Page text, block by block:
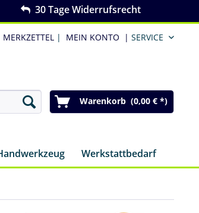
30 Tage Widerrufsrecht
MERKZETTEL | MEIN KONTO | SERVICE
Warenkorb (0,00 € *)
Werkstattbedarf